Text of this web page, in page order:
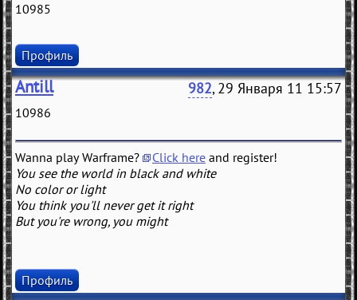
10985
Профиль
Antill 982, 29 Января 11 15:57
10986
Wanna play Warframe? Click here and register!
You see the world in black and white
No color or light
You think you'll never get it right
But you're wrong, you might
Профиль